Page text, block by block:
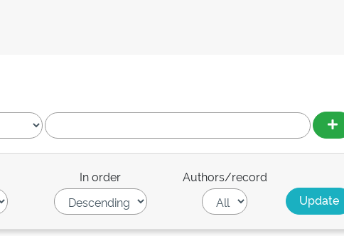
In order Authors/record